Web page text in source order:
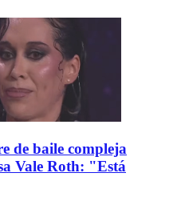
de baile compleja
Vale Roth: "Está